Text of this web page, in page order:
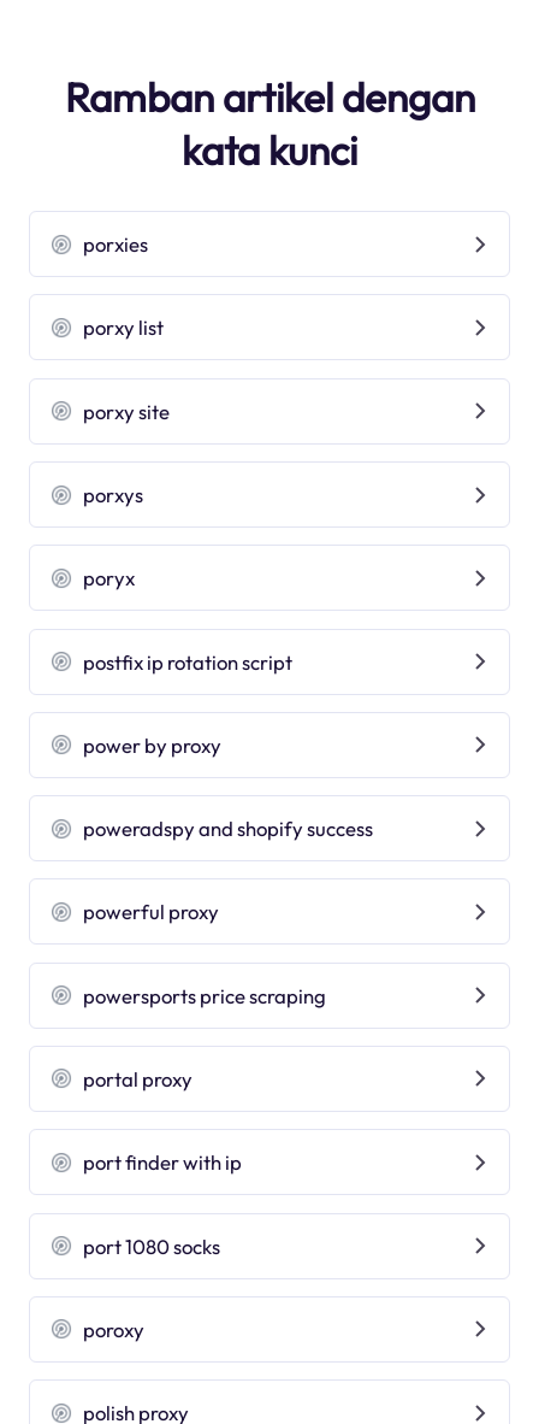
Ramban artikel dengan
kata kunci
porxies
porxy list
porxy site
porxys
poryx
postfix ip rotation script
power by proxy
poweradspy and shopify success
powerful proxy
powersports price scraping
portal proxy
port finder with ip
port 1080 socks
poroxy
polish proxy